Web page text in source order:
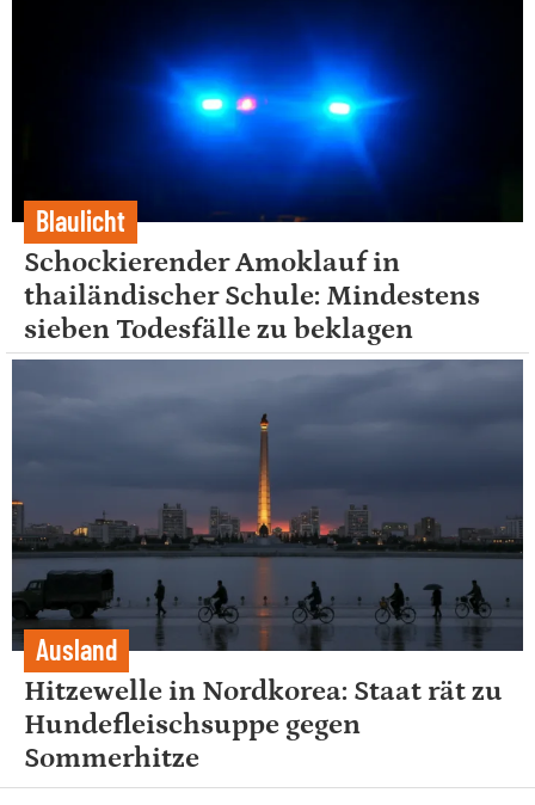
Blaulicht
Schockierender Amoklauf in
thailändischer Schule: Mindestens
sieben Todesfälle zu beklagen
Ausland
Hitzewelle in Nordkorea: Staat rät zu
Hundefleischsuppe gegen
Sommerhitze